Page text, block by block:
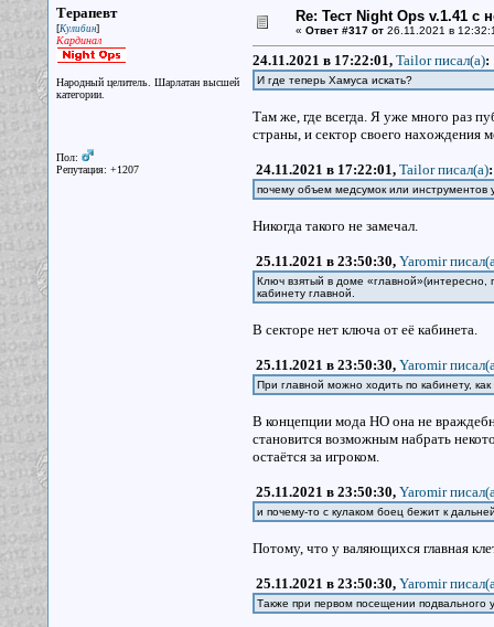
Терапевт
[Кулибин]
Кардинал
Народный целитель. Шарлатан высшей
категории.
Пол:
Репутация: +1207
Re: Тест Night Ops v.1.41 с
« Ответ #317 от26.11.2021 в
24.11.2021 в 17:22:01, Tailor писал(a):
И где теперь Хамуса искать?
Там же, где всегда. Я уже много раз
страны, и сектор своего нахождения
24.11.2021 в 17:22:01, Tailor писал(a):
почему объем медсумок или инструментов
Никогда такого не замечал.
25.11.2021 в 23:50:30, Yaromir
Ключ взятый в доме
кабинету главной.
В секторе нет ключа от её кабинета.
25.11.2021 в 23:50:30, Yaromir
При главной можно ходить по кабинету,
В концепции мода НО она не
становится возможным набрать
остаётся за игроком.
25.11.2021 в 23:50:30, Yaromir
и почему-то с кулаком боец бежит к
Потому, что у валяющихся главная
25.11.2021 в 23:50:30, Yaromir
Также при первом посещении подвального